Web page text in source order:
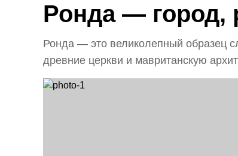
Ронда — город,
Ронда — это великолепный образец
древние церкви и мавританскую